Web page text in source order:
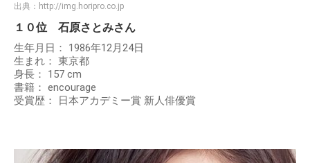
出典： http://img.horipro.co.jp
１０位 石原さとみさん
生年月日： 1986年12月24日
生まれ： 東京都
身長： 157 cm
書籍： encourage
受賞歴： 日本アカデミー賞 新人俳優賞